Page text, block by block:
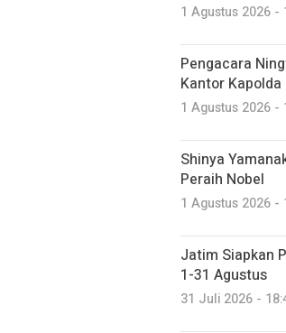
1 Agustus 2026 -
Pengacara
Kantor
1 Agustus 2026 -
Shinya
Peraih Nobel
1 Agustus 2026 -
Jatim Siapkan
1-31 Agustus
31 Juli 2026 -